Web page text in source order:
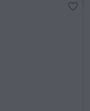
favorite_border